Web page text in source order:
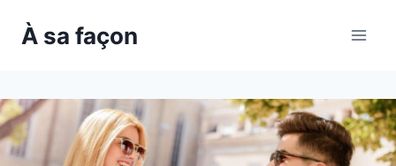
À sa façon